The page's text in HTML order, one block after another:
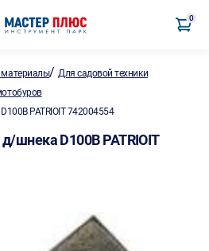
0
материалы/Для садовой техники
PATRIOIT 742004554
шнека D100B PATRIOIT